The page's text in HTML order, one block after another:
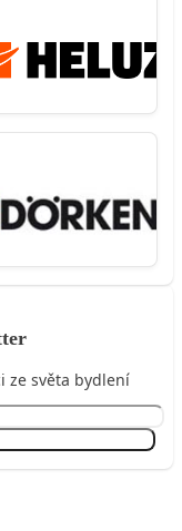
ze světa bydlení